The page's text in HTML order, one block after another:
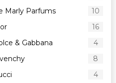
Marly Parfums
10
16
& Gabbana
4
8
4